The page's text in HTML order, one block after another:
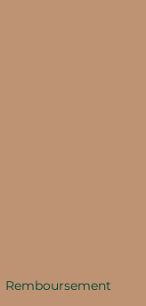
Remboursement